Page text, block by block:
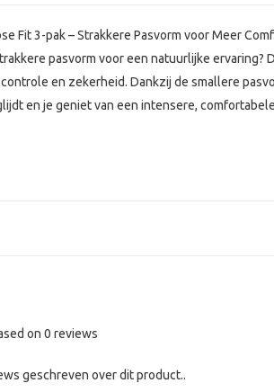
Fit 3-pak – Strakkere Pasvorm voor Meer
pasvorm voor een natuurlijke ervaring?
en zekerheid. Dankzij de smallere
en je geniet van een intensere,
on 0 reviews
geschreven over dit product..